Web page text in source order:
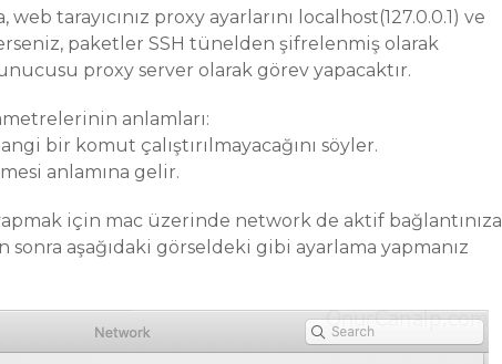
tarayıcınız proxy ayarlarını localhost(127.0.0.1) ve
paketler SSH tünelden şifrelenmiş olarak
proxy server olarak görev yapacaktır.
anlamları:
bir komut çalıştırılmayacağını söyler.
anlamına gelir.
için mac üzerinde network de aktif bağlantınıza
aşağıdaki görseldeki gibi ayarlama yapmanız